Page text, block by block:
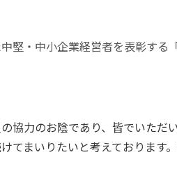
堅・中小企業経営者を表彰す
協力のお陰であり、皆でいた
てまいりたいと考えております